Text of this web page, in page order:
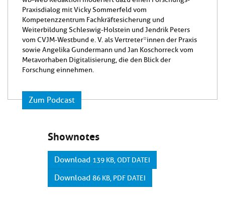
Praxisdialog mit Vicky Sommerfeld vom
Kompetenzzentrum Fachkräftesicherung und
Weiterbildung Schleswig-Holstein und Jendrik Peters
vom CVJM-Westbund e. V. als Vertreter*innen der Praxis
sowie Angelika Gundermann und Jan Koschorreck vom
Metavorhaben Digitalisierung, die den Blick der
Forschung einnehmen.
Zum Podcast
Shownotes
Download 139 KB, ODT DATEI
Download 86 KB, PDF DATEI